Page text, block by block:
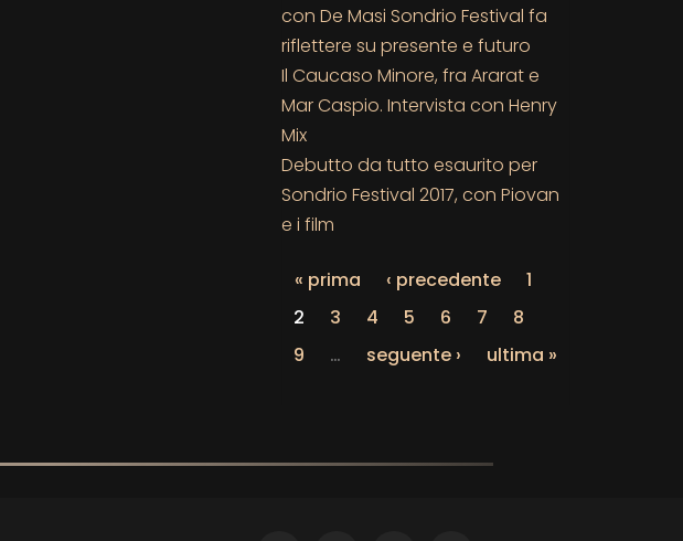
con De Masi Sondrio Festival fa
riflettere su presente e futuro
Il Caucaso Minore, fra Ararat e
Mar Caspio. Intervista con Henry
Mix
Debutto da tutto esaurito per
Sondrio Festival 2017, con Piovan
e i film
« prima ‹ precedente
1
2
3 4 5 6 7
8
9
… seguente › ultima »